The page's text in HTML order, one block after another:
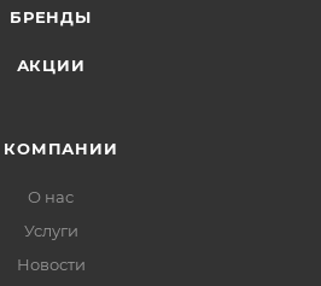
БРЕНДЫ
АКЦИИ
КОМПАНИИ
О нас
Услуги
Новости